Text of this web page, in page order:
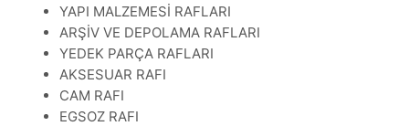
YAPI MALZEMESİ RAFLARI
ARŞİV VE DEPOLAMA RAFLARI
YEDEK PARÇA RAFLARI
AKSESUAR RAFI
CAM RAFI
EGSOZ RAFI